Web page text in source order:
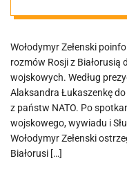
Wołodymyr Zełenski
rozmów Rosji z Białorusią
wojskowych. Według
Alaksandra Łukaszenkę
z państw NATO. Po
wojskowego, wywiadu i
Wołodymyr Zełenski
Białorusi […]